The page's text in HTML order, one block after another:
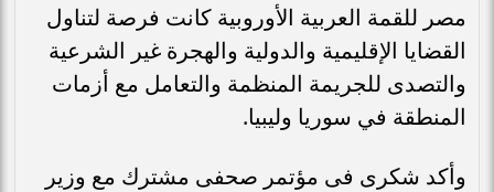
مصر للقمة العربية الأوروبية كانت فرصة لتناول
القضايا الإقليمية والدولية والهجرة غير الشرعية
والتصدى للجريمة المنظمة والتعامل مع أزمات
المنطقة في سوريا وليبيا.
وأكد شكرى فى مؤتمر صحفى مشترك مع وزير